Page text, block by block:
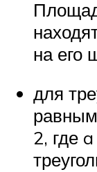
на его
для
2, где